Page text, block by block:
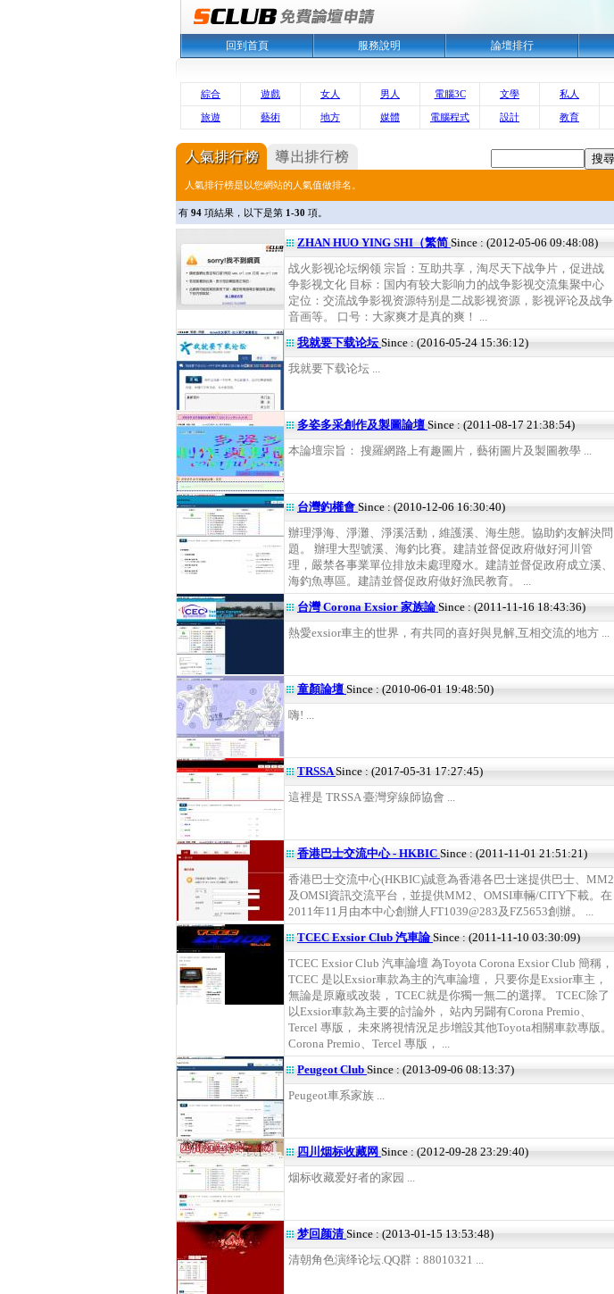
回到首頁 服務說明 論壇排行
綜合 遊戲 女人 男人 電腦3C 文學 私人
旅遊 藝術 地方 媒體 電腦程式 設計 教育
人氣排行榜是以您網站的人氣值做排名。
有 94 項結果，以下是第 1-30 項。
ZHAN HUO YING SHI（繁简 Since : (2012-05-06 09:48:08)
战火影视论坛纲领 宗旨：互助共享，淘尽天下战争片，促进战
争影视文化 目标：国内有较大影响力的战争影视交流集聚中心
定位：交流战争影视资源特别是二战影视资源，影视评论及战争
音画等。 口号：大家爽才是真的爽！ ...
我就要下载论坛Since : (2016-05-24 15:36:12)
我就要下载论坛 ...
多姿多采創作及製圖論壇 Since : (2011-08-17 21:38:54)
本論壇宗旨： 搜羅網路上有趣圖片，藝術圖片及製圖教學 ...
台灣釣權會 Since : (2010-12-06 16:30:40)
辦理淨海、淨灘、淨溪活動，維護溪、海生態。協助釣友解決問
題。 辦理大型號溪、海釣比賽。建請並督促政府做好河川管
理，嚴禁各事業單位排放未處理廢水。建請並督促政府成立溪、
海釣魚專區。建請並督促政府做好漁民教育。 ...
台灣 Corona Exsior 家族論Since : (2011-11-16 18:43:36)
熱愛exsior車主的世界，有共同的喜好與見解,互相交流的地方 ...
童顏論壇 Since : (2010-06-01 19:48:50)
嗨! ...
TRSSASince : (2017-05-31 17:27:45)
這裡是 TRSSA 臺灣穿線師協會 ...
香港巴士交流中心 - HKBIC Since : (2011-11-01 21:51:21)
香港巴士交流中心(HKBIC)誠意為香港各巴士迷提供巴士、MM2
及OMSI資訊交流平台，並提供MM2、OMSI車輛/CITY下載。在
2011年11月由本中心創辦人FT1039@283及FZ5653創辦。 ...
TCEC Exsior Club 汽車論Since : (2011-11-10 03:30:09)
TCEC Exsior Club 汽車論壇 為Toyota Corona Exsior Club 簡稱，
TCEC 是以Exsior車款為主的汽車論壇， 只要你是Exsior車主，
無論是原廠或改裝， TCEC就是你獨一無二的選擇。 TCEC除了
以Exsior車款為主要的討論外， 站內另闢有Corona Premio、
Tercel 專版， 未來將視情況足步增設其他Toyota相關車款專版。
Corona Premio、Tercel 專版， ...
Peugeot Club Since : (2013-09-06 08:13:37)
Peugeot車系家族 ...
四川烟标收藏网 Since : (2012-09-28 23:29:40)
烟标收藏爱好者的家园 ...
梦回颜清Since : (2013-01-15 13:53:48)
清朝角色演绎论坛.QQ群：88010321 ...